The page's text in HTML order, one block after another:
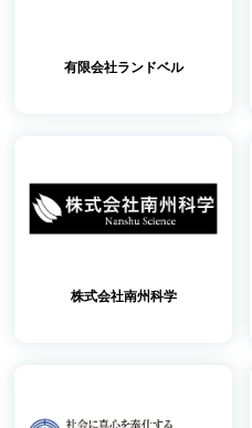
有限会社ランドベル
株式会社南州科学